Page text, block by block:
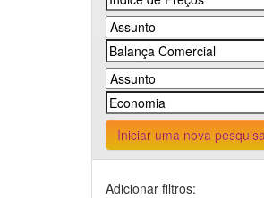
Iniciar uma nova
Adicionar filtros: